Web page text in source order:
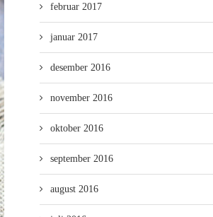
februar 2017
januar 2017
desember 2016
november 2016
oktober 2016
september 2016
august 2016